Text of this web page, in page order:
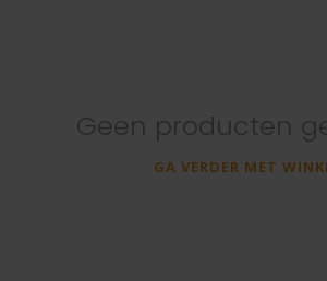
Geen producten
GA VERDER MET